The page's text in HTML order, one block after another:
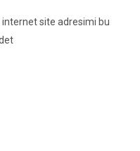
internet site adresimi bu